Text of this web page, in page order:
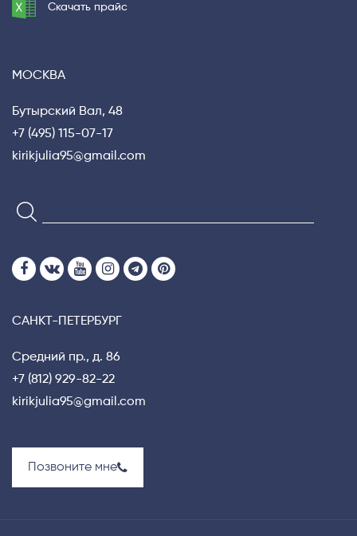
Скачать прайс
МОСКВА
Бутырский Вал, 48
+7 (495) 115-07-17
kirikjulia95@gmail.com
САНКТ-ПЕТЕРБУРГ
Средний пр., д. 86
+7 (812) 929-82-22
kirikjulia95@gmail.com
Позвоните мне